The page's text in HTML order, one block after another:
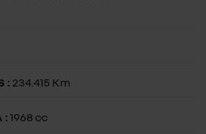
: 234.415 Km
:1968 cc